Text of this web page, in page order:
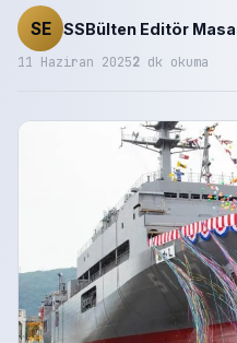
SE SSBülten Editör
11 Haziran 20252 dk okuma